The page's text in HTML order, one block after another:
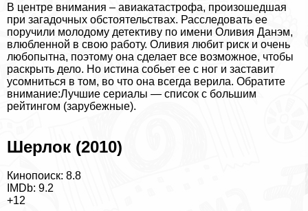
В центре внимания – авиакатастрофа, произошедшая
при загадочных обстоятельствах. Расследовать ее
поручили молодому детективу по имени Оливия Данэм,
влюбленной в свою работу. Оливия любит риск и очень
любопытна, поэтому она сделает все возможное, чтобы
раскрыть дело. Но истина собьет ее с ног и заставит
усомниться в том, во что она всегда верила. Обратите
внимание:Лучшие сериалы — список с большим
рейтингом (зарубежные).
Шерлок (2010)
Кинопоиск: 8.8
IMDb: 9.2
+12